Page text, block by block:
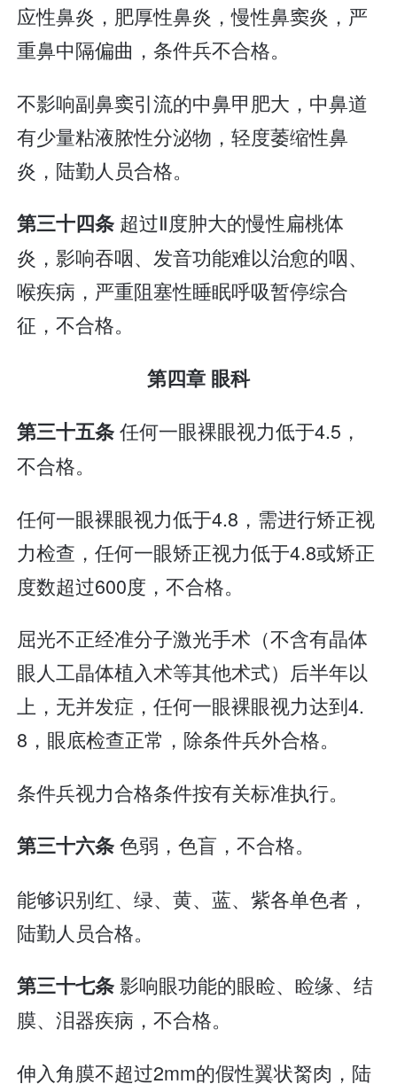
应性鼻炎，肥厚性鼻炎，慢性鼻窦炎，严
重鼻中隔偏曲，条件兵不合格。
不影响副鼻窦引流的中鼻甲肥大，中鼻道
有少量粘液脓性分泌物，轻度萎缩性鼻
炎，陆勤人员合格。
第三十四条 超过Ⅱ度肿大的慢性扁桃体
炎，影响吞咽、发音功能难以治愈的咽、
喉疾病，严重阻塞性睡眠呼吸暂停综合
征，不合格。
第四章 眼科
第三十五条任何一眼裸眼视力低于4.5，
不合格。
任何一眼裸眼视力低于4.8，需进行矫正视
力检查，任何一眼矫正视力低于4.8或矫正
度数超过600度，不合格。
屈光不正经准分子激光手术（不含有晶体
眼人工晶体植入术等其他术式）后半年以
上，无并发症，任何一眼裸眼视力达到4.
8，眼底检查正常，除条件兵外合格。
条件兵视力合格条件按有关标准执行。
第三十六条色弱，色盲，不合格。
能够识别红、绿、黄、蓝、紫各单色者，
陆勤人员合格。
第三十七条影响眼功能的眼睑、睑缘、结
膜、泪器疾病，不合格。
伸入角膜不超过2mm的假性翼状胬肉，陆